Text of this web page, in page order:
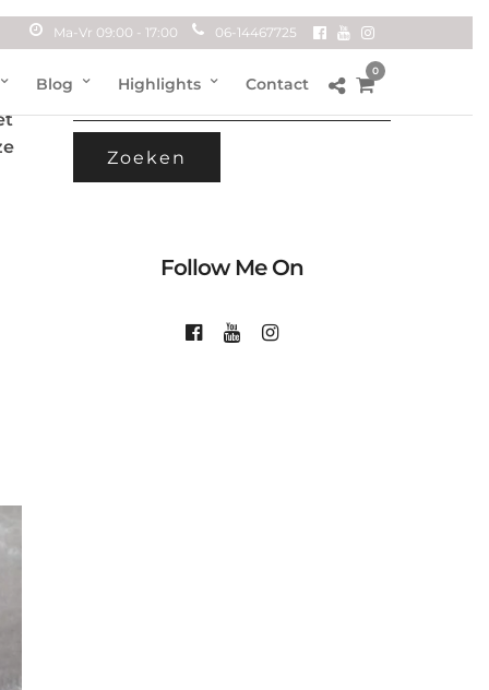
Ma-Vr 09:00 - 17:00 06-14467725
Blog Highlights Contact
0
ZOEKEN
Follow Me On